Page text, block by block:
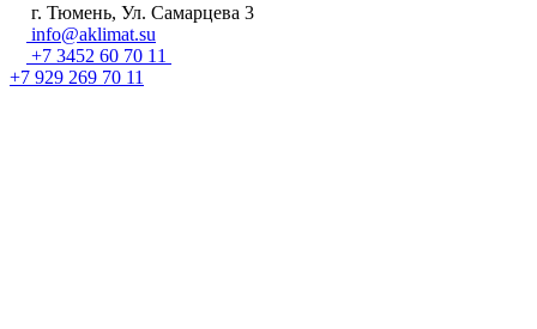
г. Тюмень, Ул. Самарцева 3
info@aklimat.su
+7 3452 60 70 11
+7 929 269 70 11